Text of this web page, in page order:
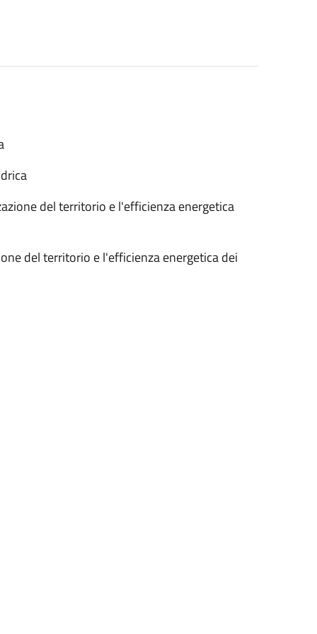
del territorio e l'efficienza energetica
del territorio e l'efficienza energetica dei